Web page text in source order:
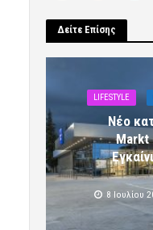
Δείτε Επίσης
LIFESTYLE
Νέο
Markt
8 Ιουλίου